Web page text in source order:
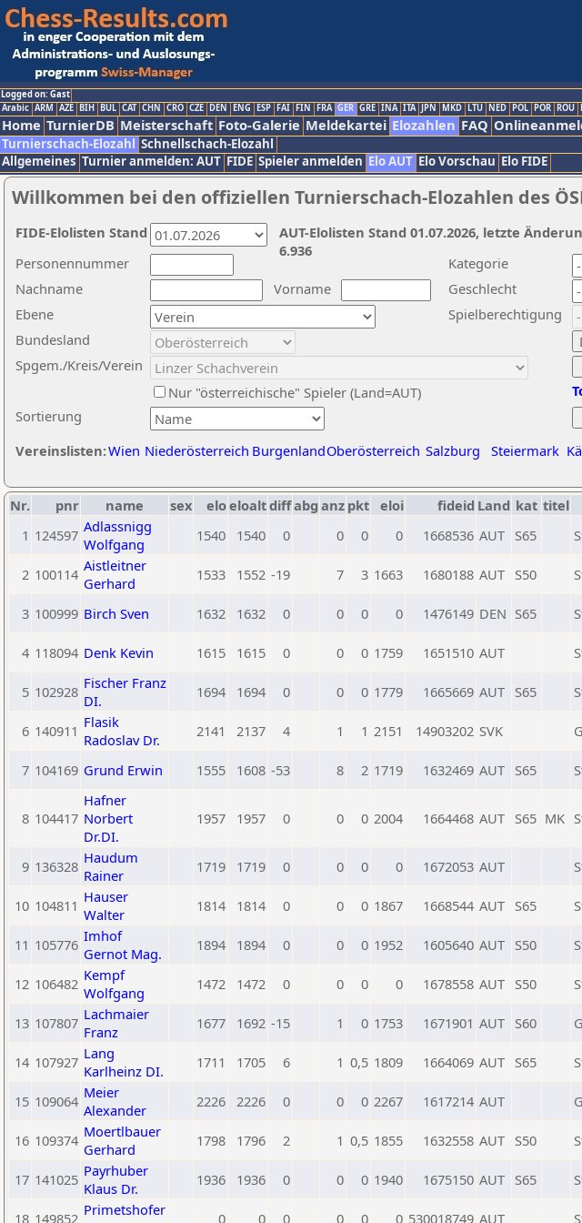
Logged on: Gast
Arabic ARM AZE BIH BUL CAT CHN CRO CZE DEN ENG ESP FAI FIN FRA GER GRE INA ITA JPN MKD LTU NED POL POR ROU
Home TurnierDB Meisterschaft Foto-Galerie Meldekartei Elozahlen FAQ
Turnierschach-Elozahl Schnellschach-Elozahl
Allgemeines Turnier anmelden: AUT FIDE Spieler anmelden Elo AUT Elo Vorschau Elo FIDE
Willkommen bei den offiziellen Turnierschach-Elozahlen des
Nachname
Vorname
Ebene
Kategorie
Sortierung
Personennummer
Bundesland
Spgem./Kreis/Verein
Geschlecht
Nur "österreichische" Spieler (Land=AUT)
Spielberechtigung
Vereinslisten:Wien Niederösterreich BurgenlandOberösterreich Salzburg Steiermark
AUT-Elolisten Stand 01.07.2026, letzte
6.936
FIDE-Elolisten Stand
Nr. pnr name sex eloeloaltdiffabg anz pkt eloi fideid Land kat titel
1 124597 Adlassnigg
Wolfgang
1540 1540 0 0 0 0 1668536 AUT S65
2 100114 Aistleitner
Gerhard
1533 1552 -19 7 3 1663 1680188 AUT S50
3 100999 Birch Sven 1632 1632 0 0 0 0 1476149 DEN S65
4 118094 Denk Kevin 1615 1615 0 0 0 1759 1651510 AUT
5 102928 Fischer Franz
DI.
1694 1694 0 0 0 1779 1665669 AUT S65
6 140911 Flasik
Radoslav Dr.
2141 2137 4 1 1 2151 14903202 SVK
7 104169 Grund Erwin 1555 1608 -53 8 2 1719 1632469 AUT S65
8 104417
Hafner
Norbert
Dr.DI.
1957 1957 0 0 0 2004 1664468 AUT S65 MK
9 136328 Haudum
Rainer
1719 1719 0 0 0 0 1672053 AUT
10 104811 Hauser
Walter
1814 1814 0 0 0 1867 1668544 AUT S65
11 105776 Imhof
Gernot Mag.
1894 1894 0 0 0 1952 1605640 AUT S50
12 106482 Kempf
Wolfgang
1472 1472 0 0 0 0 1678558 AUT S50
13 107807 Lachmaier
Franz
1677 1692 -15 1 0 1753 1671901 AUT S60
14 107927 Lang
Karlheinz DI.
1711 1705 6 1 0,5 1809 1664069 AUT S65
15 109064 Meier
Alexander
2226 2226 0 0 0 2267 1617214 AUT
16 109374 Moertlbauer
Gerhard
1798 1796 2 1 0,5 1855 1632558 AUT S50
17 141025 Payrhuber
Klaus Dr.
1936 1936 0 0 0 1940 1675150 AUT S65
18 149852 Primetshofer
0 0 0 0 0 0 530018749 AUT